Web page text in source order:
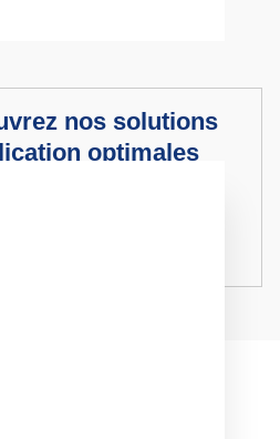
nos solutions
optimales